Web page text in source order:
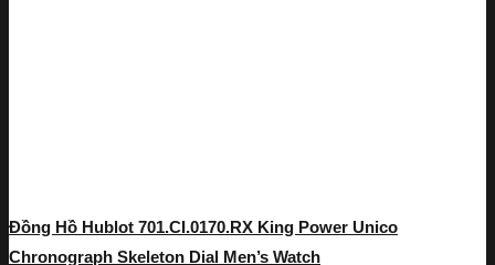
Đồng Hồ Hublot 701.CI.0170.RX King Power Unico
Chronograph Skeleton Dial Men’s Watch